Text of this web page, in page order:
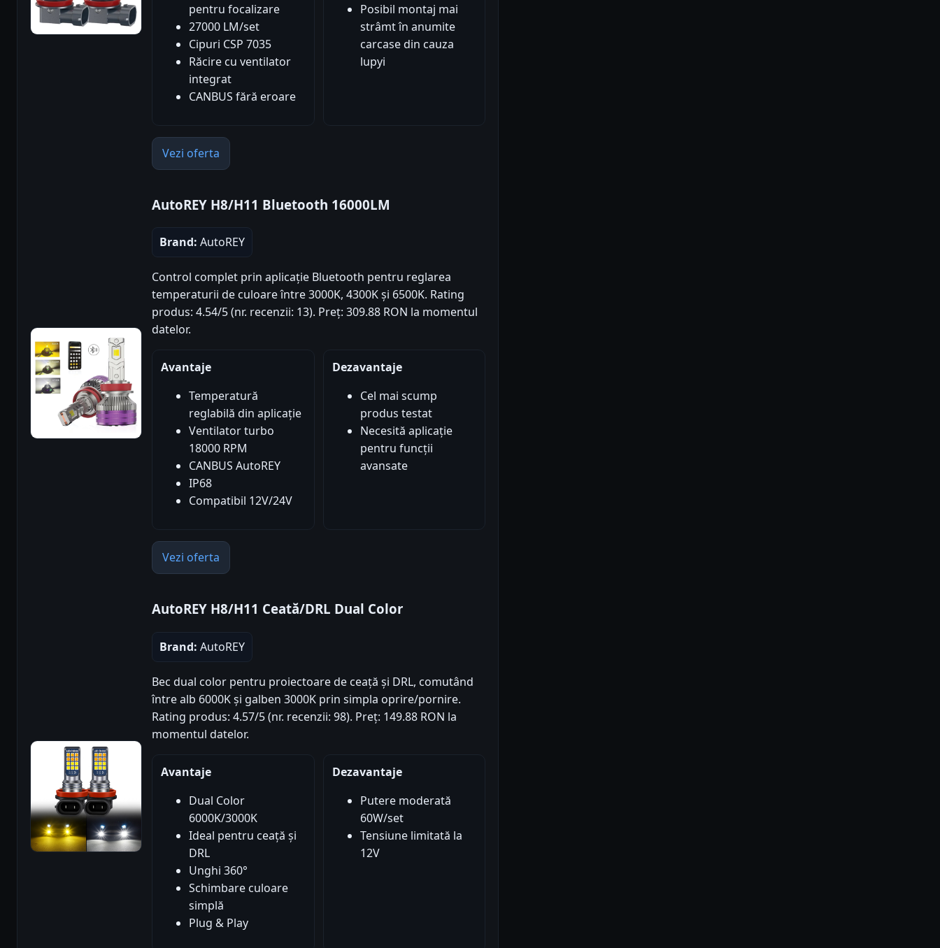
pentru focalizare
27000 LM/set
Cipuri CSP 7035
Răcire cu ventilator
integrat
CANBUS fără eroare
Posibil montaj mai
strâmt în anumite
carcase din cauza
lupyi
Vezi oferta
AutoREY H8/H11 Bluetooth 16000LM
Brand: AutoREY
Control complet prin aplicație Bluetooth pentru reglarea
temperaturii de culoare între 3000K, 4300K și 6500K. Rating
produs: 4.54/5 (nr. recenzii: 13). Preț: 309.88 RON la momentul
datelor.
Avantaje
Temperatură
reglabilă din aplicație
Ventilator turbo
18000 RPM
CANBUS AutoREY
IP68
Compatibil 12V/24V
Dezavantaje
Cel mai scump
produs testat
Necesită aplicație
pentru funcții
avansate
Vezi oferta
AutoREY H8/H11 Ceată/DRL Dual Color
Brand: AutoREY
Bec dual color pentru proiectoare de ceață și DRL, comutând
între alb 6000K și galben 3000K prin simpla oprire/pornire.
Rating produs: 4.57/5 (nr. recenzii: 98). Preț: 149.88 RON la
momentul datelor.
Avantaje
Dual Color
6000K/3000K
Ideal pentru ceață și
DRL
Unghi 360°
Schimbare culoare
simplă
Plug & Play
Dezavantaje
Putere moderată
60W/set
Tensiune limitată la
12V